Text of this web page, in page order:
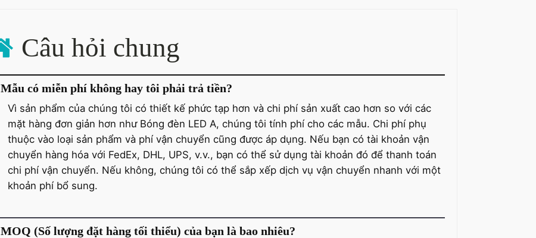
Câu hỏi chung
Mẫu có miễn phí không hay tôi phải trả tiền?
Vì sản phẩm của chúng tôi có thiết kế phức tạp hơn và chi phí sản xuất cao hơn so với các
mặt hàng đơn giản hơn như Bóng đèn LED A, chúng tôi tính phí cho các mẫu. Chi phí phụ
thuộc vào loại sản phẩm và phí vận chuyển cũng được áp dụng. Nếu bạn có tài khoản vận
chuyển hàng hóa với FedEx, DHL, UPS, v.v., bạn có thể sử dụng tài khoản đó để thanh toán
chi phí vận chuyển. Nếu không, chúng tôi có thể sắp xếp dịch vụ vận chuyển nhanh với một
khoản phí bổ sung.
MOQ (Số lượng đặt hàng tối thiểu) của bạn là bao nhiêu?